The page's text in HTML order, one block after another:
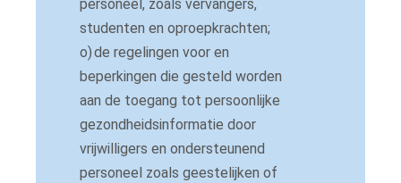
personeel, zoals vervangers,
studenten en oproepkrachten;
o)de regelingen voor en
beperkingen die gesteld worden
aan de toegang tot persoonlijke
gezondheidsinformatie door
vrijwilligers en ondersteunend
personeel zoals geestelijken of